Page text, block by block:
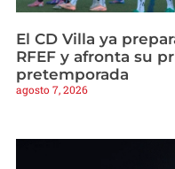
El CD Villa ya
RFEF y afronta su
pretemporada
agosto 7, 2026